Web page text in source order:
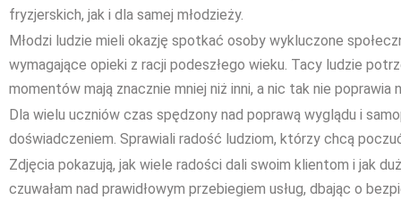
fryzjerskich, jak i dla samej młodzieży.
Młodzi ludzie mieli okazję spotkać osoby wykluczone
wymagające opieki z racji podeszłego wieku. Tacy ludzie
momentów mają znacznie mniej niż inni, a nic tak nie poprawia
Dla wielu uczniów czas spędzony nad poprawą wyglądu i
doświadczeniem. Sprawiali radość ludziom, którzy chcą
Zdjęcia pokazują, jak wiele radości dali swoim klientom i jak
czuwałam nad prawidłowym przebiegiem usług, dbając o